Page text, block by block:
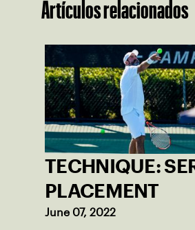
Artículos relacionados
TECHNIQUE:
PLACEMENT
June 07, 2022